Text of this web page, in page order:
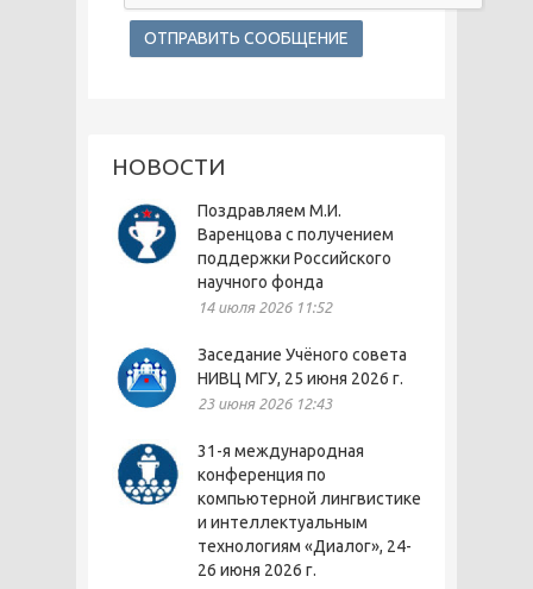
НОВОСТИ
Поздравляем М.И.
Варенцова с получением
поддержки Российского
научного фонда
14 июля 2026 11:52
Заседание Учёного совета
НИВЦ МГУ, 25 июня 2026 г.
23 июня 2026 12:43
31-я международная
конференция по
компьютерной лингвистике
и интеллектуальным
технологиям «Диалог», 24-
26 июня 2026 г.